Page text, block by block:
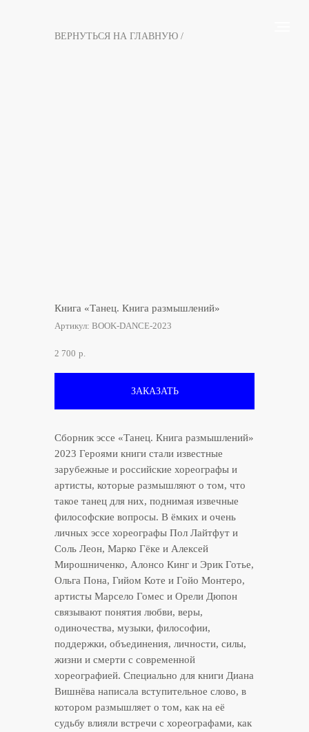
ВЕРНУТЬСЯ НА ГЛАВНУЮ /
Книга «Танец. Книга размышлений»
Артикул: BOOK-DANCE-2023
2 700 р.
ЗАКАЗАТЬ
Сборник эссе «Танец. Книга размышлений»
2023 Героями книги стали известные
зарубежные и российские хореографы и
артисты, которые размышляют о том, что
такое танец для них, поднимая извечные
философские вопросы. В ёмких и очень
личных эссе хореографы Пол Лайтфут и
Соль Леон, Марко Гёке и Алексей
Мирошниченко, Алонсо Кинг и Эрик Готье,
Ольга Пона, Гийом Коте и Гойо Монтеро,
артисты Марсело Гомес и Орели Дюпон
связывают понятия любви, веры,
одиночества, музыки, философии,
поддержки, объединения, личности, силы,
жизни и смерти с современной
хореографией. Специально для книги Диана
Вишнёва написала вступительное слово, в
котором размышляет о том, как на её
судьбу влияли встречи с хореографами, как
КОНТАКТЫ
Мы всегда рады взаимодействию.
Напишите нам по поводу занятий